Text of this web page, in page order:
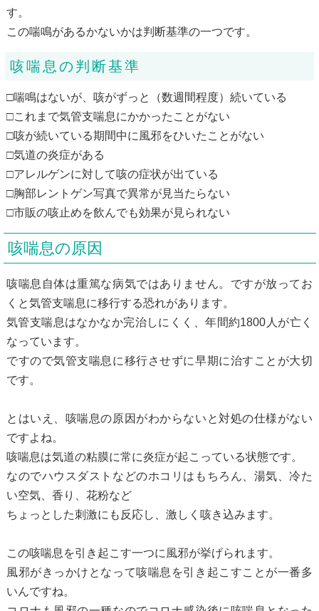
す。
この喘鳴があるかないかは判断基準の一つです。
咳喘息の判断基準
□喘鳴はないが、咳がずっと（数週間程度）続いている
□これまで気管支喘息にかかったことがない
□咳が続いている期間中に風邪をひいたことがない
□気道の炎症がある
□アレルゲンに対して咳の症状が出ている
□胸部レントゲン写真で異常が見当たらない
□市販の咳止めを飲んでも効果が見られない
咳喘息の原因
咳喘息自体は重篤な病気ではありません。ですが放ってお
くと気管支喘息に移行する恐れがあります。
気管支喘息はなかなか完治しにくく、年間約1800人が亡く
なっています。
ですので気管支喘息に移行させずに早期に治すことが大切
です。
とはいえ、咳喘息の原因がわからないと対処の仕様がない
ですよね。
咳喘息は気道の粘膜に常に炎症が起こっている状態です。
なのでハウスダストなどのホコリはもちろん、湯気、冷た
い空気、香り、花粉など
ちょっとした刺激にも反応し、激しく咳き込みます。
この咳喘息を引き起こす一つに風邪が挙げられます。
風邪がきっかけとなって咳喘息を引き起こすことが一番多
いんですね。